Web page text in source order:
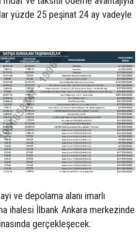
yüzde 25 peşinat 24 ay vadeyle
ve depolama alanı imarlı
ihalesi İlbank Ankara merkezinde
gerçekleşecek.